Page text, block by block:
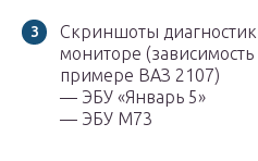
Скриншоты
мониторе
примере ВАЗ 2107)
— ЭБУ «Январь 5»
— ЭБУ М73